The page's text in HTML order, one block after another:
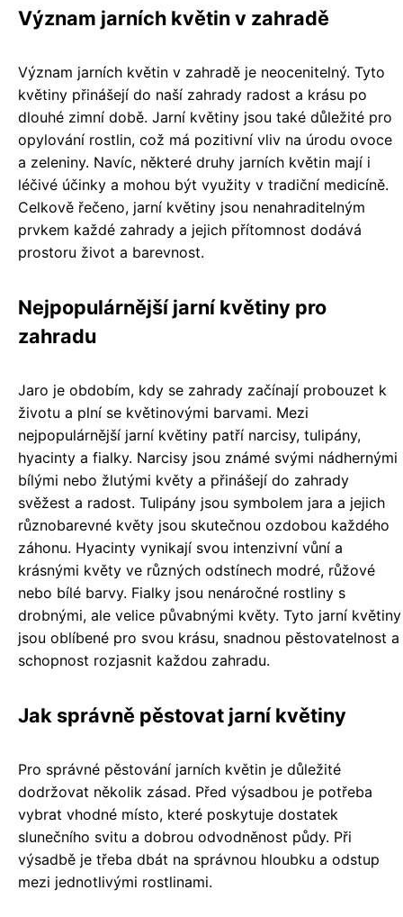
Význam jarních květin v zahradě
Význam jarních květin v zahradě je neocenitelný. Tyto
květiny přinášejí do naší zahrady radost a krásu po
dlouhé zimní době. Jarní květiny jsou také důležité pro
opylování rostlin, což má pozitivní vliv na úrodu ovoce
a zeleniny. Navíc, některé druhy jarních květin mají i
léčivé účinky a mohou být využity v tradiční medicíně.
Celkově řečeno, jarní květiny jsou nenahraditelným
prvkem každé zahrady a jejich přítomnost dodává
prostoru život a barevnost.
Nejpopulárnější jarní květiny pro
zahradu
Jaro je obdobím, kdy se zahrady začínají probouzet k
životu a plní se květinovými barvami. Mezi
nejpopulárnější jarní květiny patří narcisy, tulipány,
hyacinty a fialky. Narcisy jsou známé svými nádhernými
bílými nebo žlutými květy a přinášejí do zahrady
svěžest a radost. Tulipány jsou symbolem jara a jejich
různobarevné květy jsou skutečnou ozdobou každého
záhonu. Hyacinty vynikají svou intenzivní vůní a
krásnými květy ve různých odstínech modré, růžové
nebo bílé barvy. Fialky jsou nenáročné rostliny s
drobnými, ale velice půvabnými květy. Tyto jarní květiny
jsou oblíbené pro svou krásu, snadnou pěstovatelnost a
schopnost rozjasnit každou zahradu.
Jak správně pěstovat jarní květiny
Pro správné pěstování jarních květin je důležité
dodržovat několik zásad. Před výsadbou je potřeba
vybrat vhodné místo, které poskytuje dostatek
slunečního svitu a dobrou odvodněnost půdy. Při
výsadbě je třeba dbát na správnou hloubku a odstup
mezi jednotlivými rostlinami.